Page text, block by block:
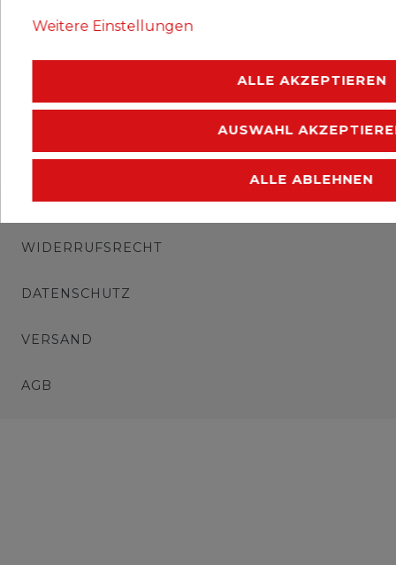
IMPRESSUM
WIDERRUFSRECHT
DATENSCHUTZ
VERSAND
AGB
Weitere Einstellungen
ALLE AKZEPTIEREN
AUSWAHL
ALLE ABLEHNEN